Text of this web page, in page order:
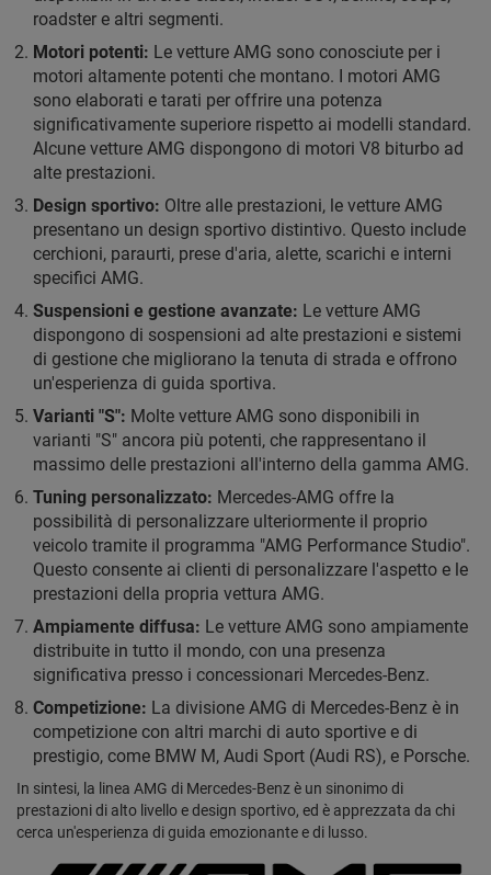
roadster e altri segmenti.
Motori potenti: Le vetture AMG sono conosciute per i
motori altamente potenti che montano. I motori AMG
sono elaborati e tarati per offrire una potenza
significativamente superiore rispetto ai modelli standard.
Alcune vetture AMG dispongono di motori V8 biturbo ad
alte prestazioni.
Design sportivo: Oltre alle prestazioni, le vetture AMG
presentano un design sportivo distintivo. Questo include
cerchioni, paraurti, prese d'aria, alette, scarichi e interni
specifici AMG.
Suspensioni e gestione avanzate: Le vetture AMG
dispongono di sospensioni ad alte prestazioni e sistemi
di gestione che migliorano la tenuta di strada e offrono
un'esperienza di guida sportiva.
Varianti "S": Molte vetture AMG sono disponibili in
varianti "S" ancora più potenti, che rappresentano il
massimo delle prestazioni all'interno della gamma AMG.
Tuning personalizzato: Mercedes-AMG offre la
possibilità di personalizzare ulteriormente il proprio
veicolo tramite il programma "AMG Performance Studio".
Questo consente ai clienti di personalizzare l'aspetto e le
prestazioni della propria vettura AMG.
Ampiamente diffusa: Le vetture AMG sono ampiamente
distribuite in tutto il mondo, con una presenza
significativa presso i concessionari Mercedes-Benz.
Competizione: La divisione AMG di Mercedes-Benz è in
competizione con altri marchi di auto sportive e di
prestigio, come BMW M, Audi Sport (Audi RS), e Porsche.
In sintesi, la linea AMG di Mercedes-Benz è un sinonimo di
prestazioni di alto livello e design sportivo, ed è apprezzata da chi
cerca un'esperienza di guida emozionante e di lusso.